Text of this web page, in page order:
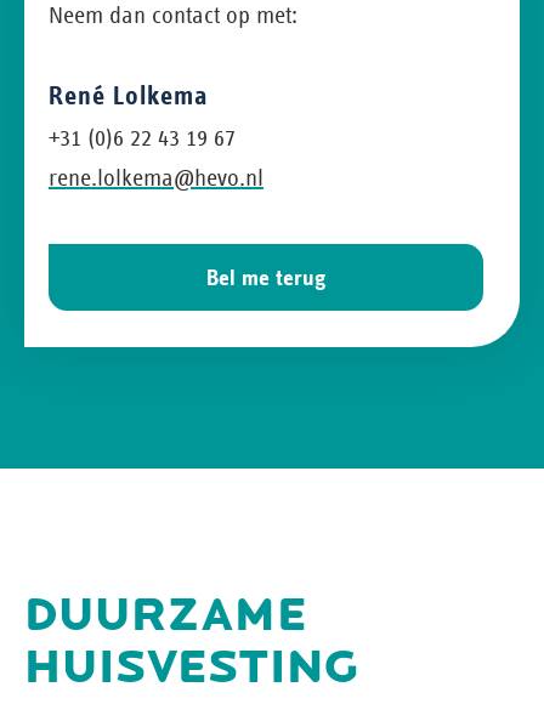
Neem dan contact op met:
René Lolkema
+31 (0)6 22 43 19 67
rene.lolkema@hevo.nl
Bel me terug
DUURZAME
HUISVESTING